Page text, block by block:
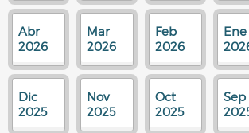
Abr
2026
Mar
2026
Feb
2026
Ene
Dic
2025
Nov
2025
Oct
2025
Sep